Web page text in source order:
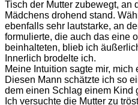
Tisch der Mutter zubewegt, an
Mädchens drohend stand.
ebenfalls sehr lautstarke, an
formulierte, die auch das eine
beinhalteten, blieb ich
Innerlich brodelte ich.
Meine Intuition sagte mir, mich
Diesen Mann schätzte ich so
dem einen Schlag einem Kind
Ich versuchte die Mutter zu